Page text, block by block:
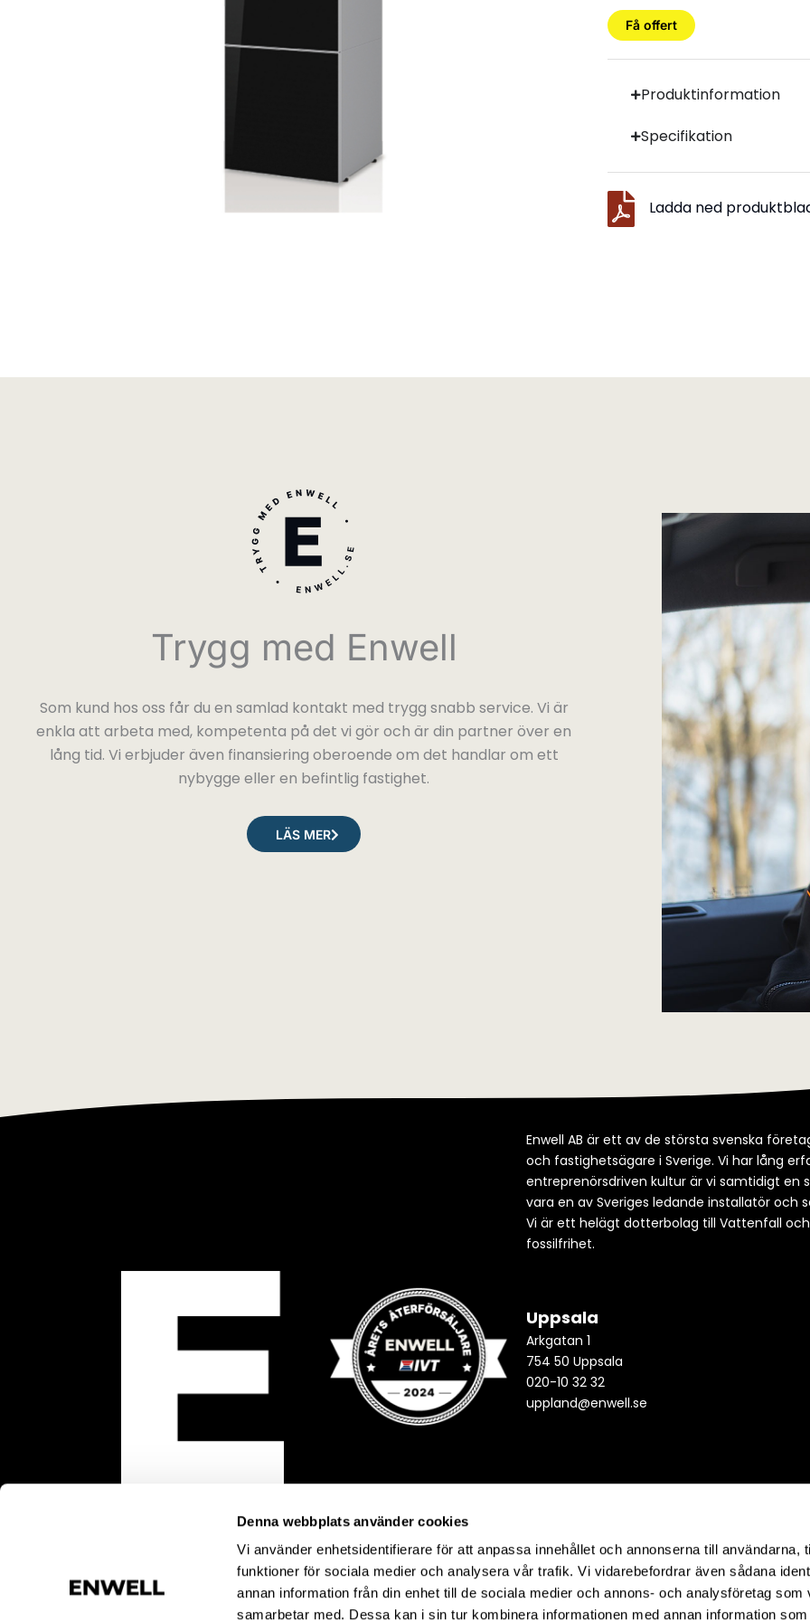
Denna webbplats använder cookies
Vi använder enhetsidentifierare för att anpassa innehållet och annonserna till användarna,
funktioner för sociala medier och analysera vår trafik. Vi vidarebefordrar även sådana
annan information från din enhet till de sociala medier och annons- och analysföretag som
samarbetar med. Dessa kan i sin tur kombinera informationen med annan information
Få offert
Produktinformation
Specifikation
Ladda ned
Trygg med Enwell
Som kund hos oss får du en samlad kontakt med trygg snabb service. Vi är
enkla att arbeta med, kompetenta på det vi gör och är din partner över en
lång tid. Vi erbjuder även finansiering oberoende om det handlar om ett
nybygge eller en befintlig fastighet.
LÄS MER
Enwell AB är ett av de största svenska
och fastighetsägare i Sverige. Vi har lång
entreprenörsdriven kultur är vi samtidigt en
vara en av Sveriges ledande installatör och
Vi är ett helägt dotterbolag till Vattenfall
fossilfrihet.
Uppsala
Arkgatan 1
754 50 Uppsala
020-10 32 32
uppland@enwell.se